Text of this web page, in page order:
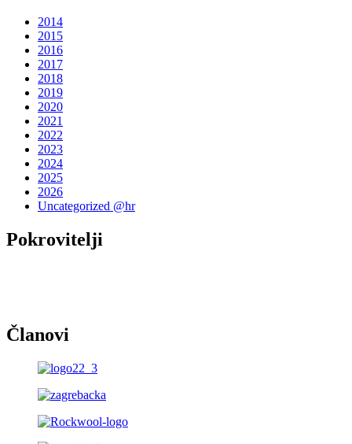
2014
2015
2016
2017
2018
2019
2020
2021
2022
2023
2024
2025
2026
Uncategorized @hr
Pokrovitelji
Članovi